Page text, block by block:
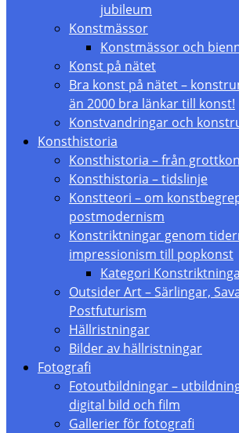
jubileum
Konstmässor
Konstmässor och
Konst på nätet
Bra konst på nätet –
än 2000 bra länkar till konst!
Konstvandringar och
Konsthistoria
Konsthistoria – från
Konsthistoria – tidslinje
Konstteori – om
postmodernism
Konstriktningar genom
impressionism till popkonst
Kategori
Outsider Art – Särlingar,
Postfuturism
Hällristningar
Bilder av hällristningar
Fotografi
Fotoutbildningar –
digital bild och film
Gallerier för fotografi